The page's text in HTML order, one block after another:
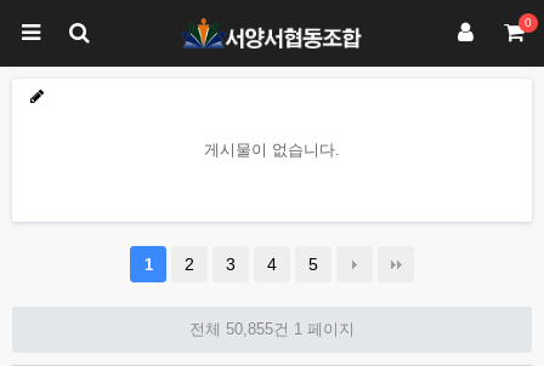
0
게시물이 없습니다.
1 2 3 4 5
전체 50,855건 1 페이지